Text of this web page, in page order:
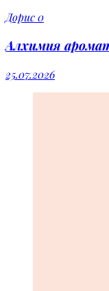
Дорис0
Алхимия
25.07.2026